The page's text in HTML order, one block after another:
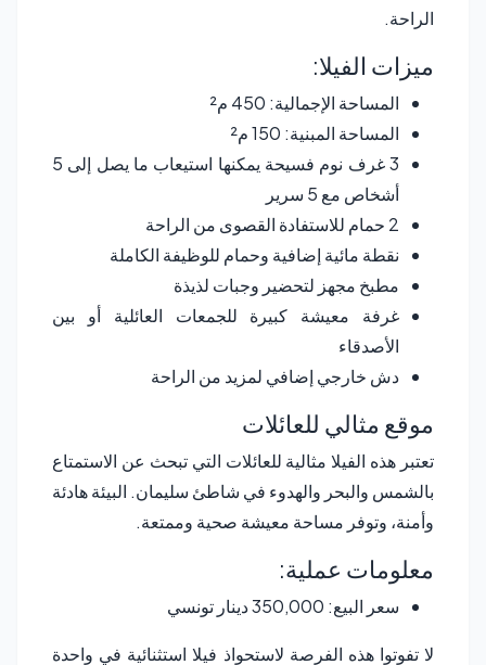
الراحة.
ميزات الفيلا:
المساحة الإجمالية: 450 م²
المساحة المبنية: 150 م²
3 غرف نوم فسيحة يمكنها استيعاب ما يصل إلى 5
أشخاص مع 5 سرير
2 حمام للاستفادة القصوى من الراحة
نقطة مائية إضافية وحمام للوظيفة الكاملة
مطبخ مجهز لتحضير وجبات لذيذة
غرفة معيشة كبيرة للجمعات العائلية أو بين
الأصدقاء
دش خارجي إضافي لمزيد من الراحة
موقع مثالي للعائلات
تعتبر هذه الفيلا مثالية للعائلات التي تبحث عن الاستمتاع
بالشمس والبحر والهدوء في شاطئ سليمان. البيئة هادئة
وأمنة، وتوفر مساحة معيشة صحية وممتعة.
معلومات عملية:
سعر البيع: 350,000 دينار تونسي
لا تفوتوا هذه الفرصة لاستحواذ فيلا استثنائية في واحدة